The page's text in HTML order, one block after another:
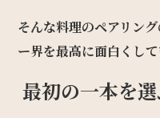
そんな料理のペアリン
ー界を最高に面白くして
最初の一本を